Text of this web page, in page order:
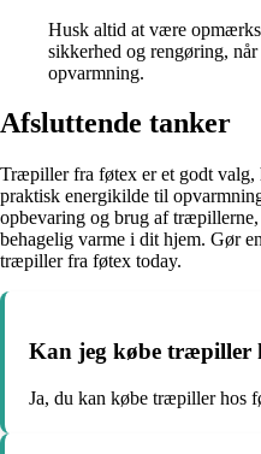
Husk altid at være
sikkerhed og rengøring,
opvarmning.
Afsluttende tanker
Træpiller fra føtex er et godt
praktisk energikilde til
opbevaring og brug af
behagelig varme i dit hjem. Gør
træpiller fra føtex today.
Kan jeg købe træpiller
Ja, du kan købe træpiller hos